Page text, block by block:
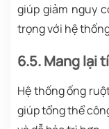
giúp giảm nguy
trọng với hệ
6.5. Mang lại
Hệ thống ống
giúp tổng thể